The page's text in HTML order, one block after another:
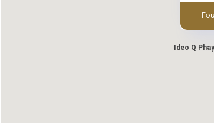
Ideo Q